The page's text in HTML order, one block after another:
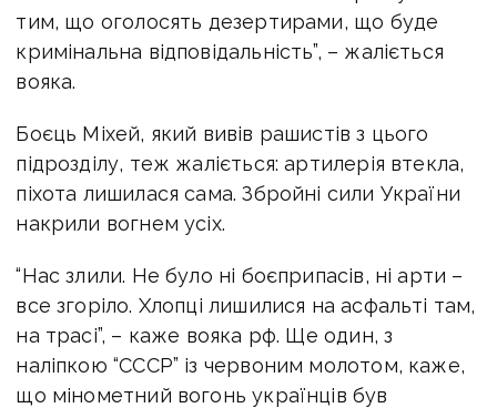
тим, що оголосять дезертирами, що буде
кримінальна відповідальність”, – жаліється
вояка.
Боєць Міхей, який вивів рашистів з цього
підрозділу, теж жаліється: артилерія втекла,
піхота лишилася сама. Збройні сили України
накрили вогнем усіх.
“Нас злили. Не було ні боєприпасів, ні арти –
все згоріло. Хлопці лишилися на асфальті там,
на трасі”, – каже вояка рф. Ще один, з
наліпкою “СССР” із червоним молотом, каже,
що мінометний вогонь українців був